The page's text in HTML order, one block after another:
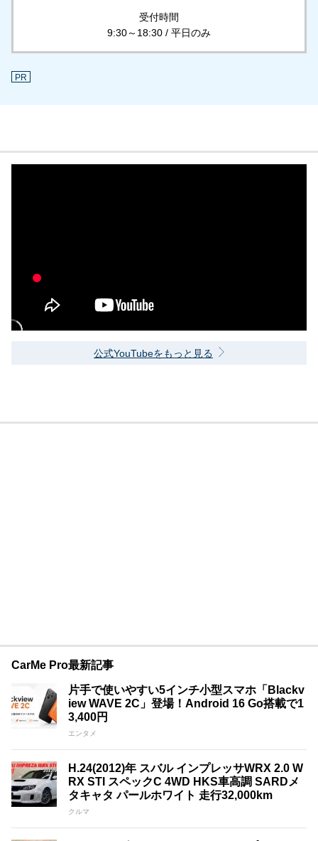
受付時間
9:30～18:30 / 平日のみ
PR
公式YouTubeをもっと見る
CarMe Pro最新記事
片手で使いやすい5インチ小型スマホ「Blackv
iew WAVE 2C」登場！Android 16 Go搭載で1
3,400円
エンタメ
H.24(2012)年 スバル インプレッサWRX 2.0 W
RX STI スペックC 4WD HKS車高調 SARDメ
タキャタ パールホワイト 走行32,000km
クルマ